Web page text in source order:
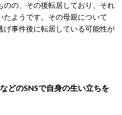
のの、その後転居しており、それ
ようです。その母親について
げ事件後に転居している可能性が
どのSNSで自身の生い立ちを